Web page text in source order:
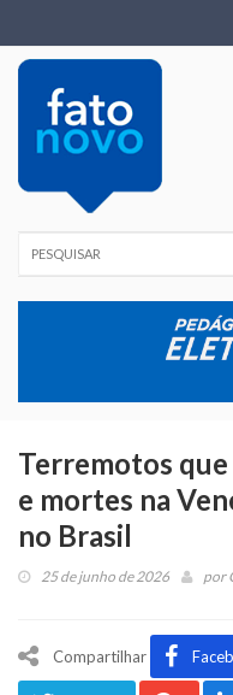
Terremotos
e mortes na
no Brasil
25 de junho de 2026 por
Compartilhar